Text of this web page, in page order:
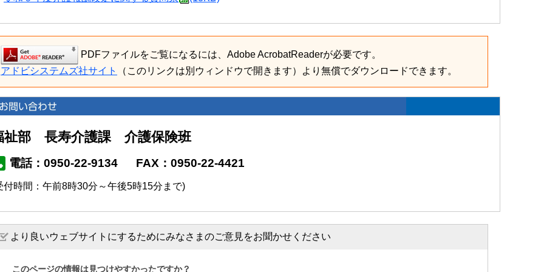
PDFファイルをご覧になるには、Adobe AcrobatReaderが必要です。
アドビシステムズ社サイト
（このリンクは別ウィンドウで開きます）より無償でダウンロードできます。
祉部 長寿介護課 介護保険班
電話：0950-22-9134 FAX：0950-22-4421
付時間：午前8時30分～午後5時15分まで)
より良いウェブサイトにするためにみなさまのご意見をお聞かせください
このページの情報は見つけやすかったですか？